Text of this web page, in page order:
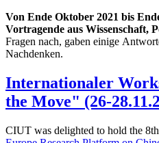
Von Ende Oktober 2021 bis
Vortragende aus Wissenschaft,
Fragen nach, gaben einige
Nachdenken.
Internationaler
the Move" (26-
CIUT was delighted to hold the